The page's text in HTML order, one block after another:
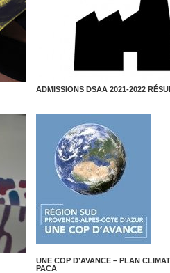
ADMISSIONS DSAA 2021-2022
UNE COP D’AVANCE – PLAN
PACA